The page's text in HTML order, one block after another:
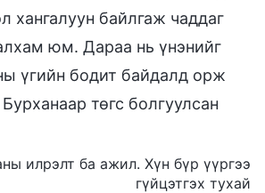
хангалуун байлгаж чаддаг
юм. Дараа нь үнэнийг
үгийн бодит байдалд орж
төгс болгуулсан
илрэлт ба ажил. Хүн бүр үүргээ
гүйцэтгэх тухай